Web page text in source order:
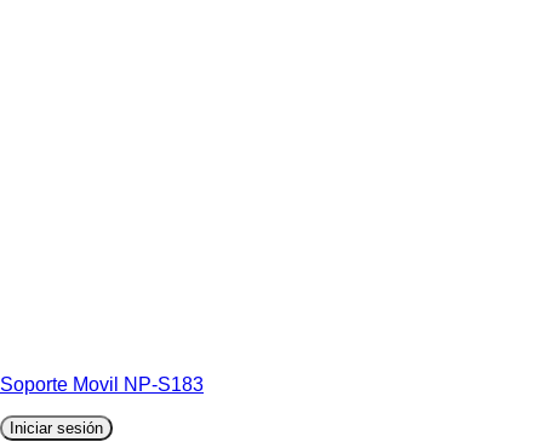
Soporte Movil NP-S183
Iniciar sesión